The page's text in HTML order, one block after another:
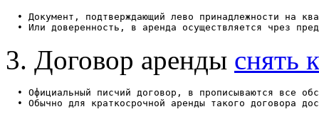
• Документ, подтверждающий лево принадлежности на
3. Договор аренды снять
• Официальный писчий договор, в прописываются все